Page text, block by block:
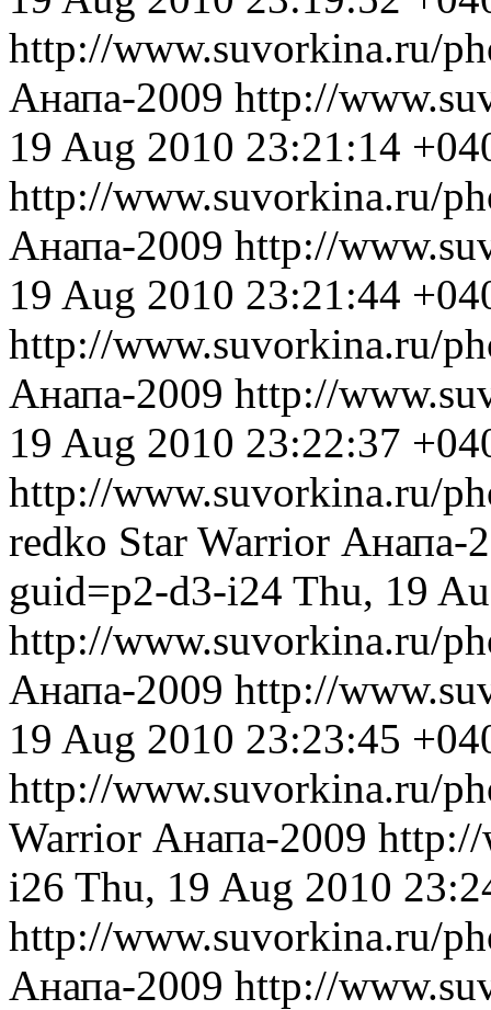
http://www.suvorkina.ru/
Анапа-2009 http://
19 Aug 2010 23:21:14
http://www.suvorkina.ru/
Анапа-2009 http://
19 Aug 2010 23:21:44
http://www.suvorkina.ru/
Анапа-2009 http://
19 Aug 2010 23:22:37
http://www.suvorkina.ru/
redko Star Warrior Анапа-
guid=p2-d3-i24 Thu, 19
http://www.suvorkina.ru/
Анапа-2009 http://
19 Aug 2010 23:23:45
http://www.suvorkina.ru/
Warrior Анапа-2009 http://
i26 Thu, 19 Aug 2010
http://www.suvorkina.ru/
Анапа-2009 http://